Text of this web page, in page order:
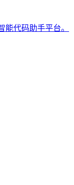
能代码助手平台。